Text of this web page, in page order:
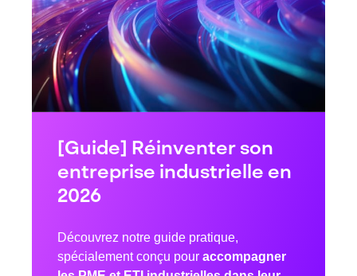
[Guide] Réinventer son
entreprise industrielle en
2026
Découvrez notre guide pratique,
spécialement conçu pour accompagner